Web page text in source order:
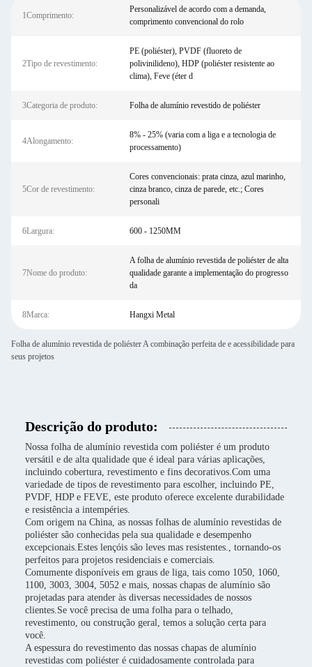
1Comprimento:
Personalizável de acordo com a demanda,
comprimento convencional do rolo
2Tipo de revestimento:
PE (poliéster), PVDF (fluoreto de
polivinilideno), HDP (poliéster resistente ao
clima), Feve (éter d
3Categoria de produto: Folha de alumínio revestido de poliéster
4Alongamento:
8% - 25% (varia com a liga e a tecnologia de
processamento)
5Cor de revestimento:
Cores convencionais: prata cinza, azul marinho,
cinza branco, cinza de parede, etc.; Cores
personali
6Largura: 600 - 1250MM
7Nome do produto:
A folha de alumínio revestida de poliéster de alta
qualidade garante a implementação do progresso
da
8Marca: Hangxi Metal
Folha de alumínio revestida de poliéster A combinação perfeita de e acessibilidade para
seus projetos
Descrição do produto:
Nossa folha de alumínio revestida com poliéster é um produto
versátil e de alta qualidade que é ideal para várias aplicações,
incluindo cobertura, revestimento e fins decorativos.Com uma
variedade de tipos de revestimento para escolher, incluindo PE,
PVDF, HDP e FEVE, este produto oferece excelente durabilidade
e resistência a intempéries.
Com origem na China, as nossas folhas de alumínio revestidas de
poliéster são conhecidas pela sua qualidade e desempenho
excepcionais.Estes lençóis são leves mas resistentes., tornando-os
perfeitos para projetos residenciais e comerciais.
Comumente disponíveis em graus de liga, tais como 1050, 1060,
1100, 3003, 3004, 5052 e mais, nossas chapas de alumínio são
projetadas para atender às diversas necessidades de nossos
clientes.Se você precisa de uma folha para o telhado,
revestimento, ou construção geral, temos a solução certa para
você.
A espessura do revestimento das nossas chapas de alumínio
revestidas com poliéster é cuidadosamente controlada para